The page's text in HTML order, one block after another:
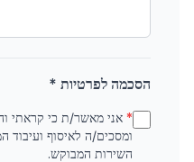
הסכמה לפרטיות *
* אני מאשר/ת כי קראתי
ומסכים/ה לאיסוף
השירות המבוקש.